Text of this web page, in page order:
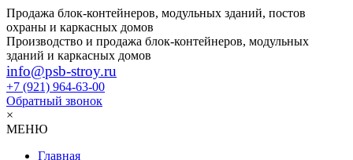
Продажа блок-контейнеров, модульных зданий, постов
охраны и каркасных домов
Производство и продажа блок-контейнеров, модульных
зданий и каркасных домов
info@psb-stroy.ru
+7 (921) 964-63-00
Обратный звонок
×
МЕНЮ
Главная